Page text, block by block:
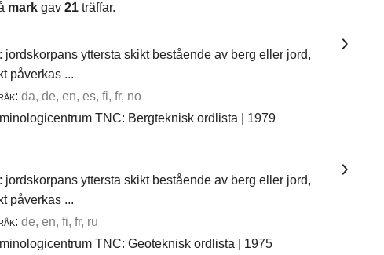
mark gav 21 träffar.
jordskorpans yttersta skikt bestående av berg eller jord,
påverkas ...
da, de, en, es, fi, fr, no
TNC: Bergteknisk ordlista | 1979
jordskorpans yttersta skikt bestående av berg eller jord,
påverkas ...
de, en, fi, fr, ru
TNC: Geoteknisk ordlista | 1975